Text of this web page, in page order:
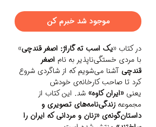
موجود شد خبرم کن
در کتاب «یک اسب ته گاراژ: اصغر قندچی»
با مردی خستگی‌ناپذیر به نام اصغر
قندچی آشنا می‌شویم که از شاگردی شروع
کرد تا صاحب کارخانه‌ی خودش
یعنی «ایران کاوه» شد. این کتاب از
مجموعه‌ زندگی‌نامه‌های تصویری و
داستان‌گونه‌ی «زنان و مردانی که ایران را